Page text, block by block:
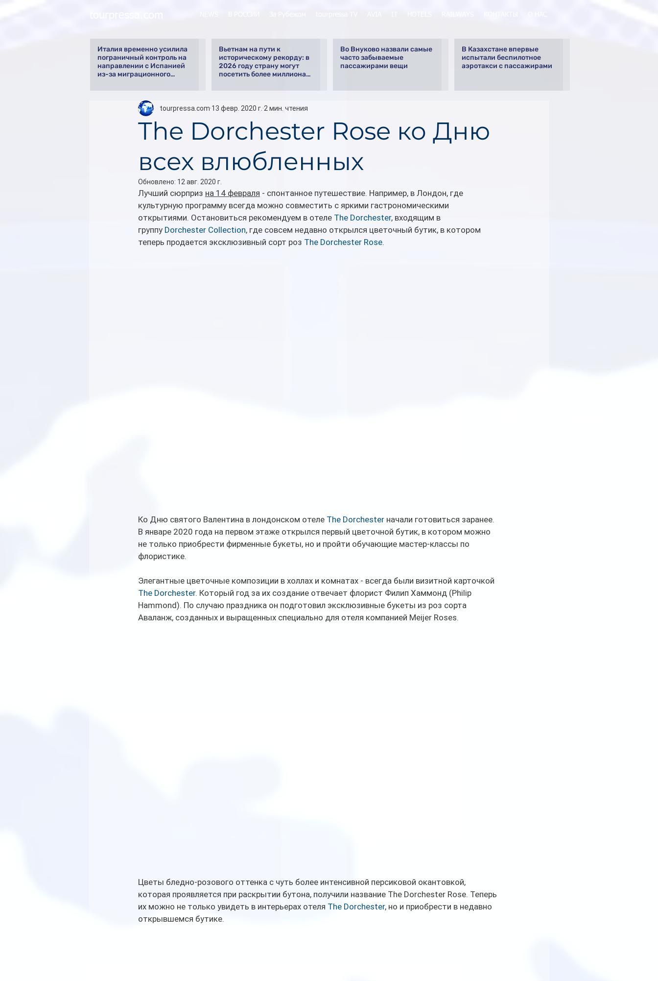
Италия временно усилила
пограничный контроль на
направлении с Испанией
из-за миграционного
Вьетнам на пути к
историческому рекорду: в
2026 году страну могут
посетить более миллиона
Во Внуково назвали самые
часто забываемые
пассажирами вещи
В Казахстане впервые
испытали беспилотное
аэротакси с пассажирами
The Dorchester Rose ко Дню
всех влюбленных
tourpressa.com 13 февр. 2020 г. 2 мин. чтения
Обновлено: 12 авг. 2020 г.
Лучший сюрприз на 14 февраля - спонтанное путешествие. Например, в Лондон, где
культурную программу всегда можно совместить с яркими гастрономическими
открытиями. Остановиться рекомендуем в отеле The Dorchester, входящим в
группу Dorchester Collection, где совсем недавно открылся цветочный бутик, в котором
теперь продается эксклюзивный сорт роз The Dorchester Rose.
Ко Дню святого Валентина в лондонском отеле The Dorchester начали готовиться заранее.
В январе 2020 года на первом этаже открылся первый цветочной бутик, в котором можно
не только приобрести фирменные букеты, но и пройти обучающие мастер-классы по
флористике.
Элегантные цветочные композиции в холлах и комнатах - всегда были визитной карточкой
The Dorchester. Который год за их создание отвечает флорист Филип Хаммонд (Philip
Hammond). По случаю праздника он подготовил эксклюзивные букеты из роз сорта
Аваланж, созданных и выращенных специально для отеля компанией Meijer Roses.
Цветы бледно-розового оттенка с чуть более интенсивной персиковой окантовкой,
которая проявляется при раскрытии бутона, получили название The Dorchester Rose. Теперь
их можно не только увидеть в интерьерах отеля The Dorchester, но и приобрести в недавно
открывшемся бутике.